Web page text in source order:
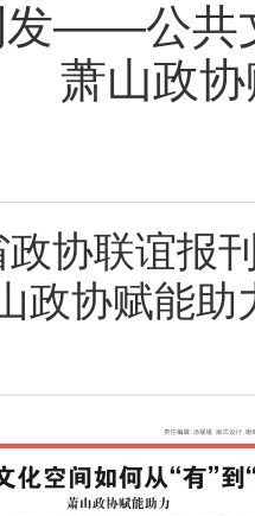
发——公共
萧山政
协联谊报
政协赋能助